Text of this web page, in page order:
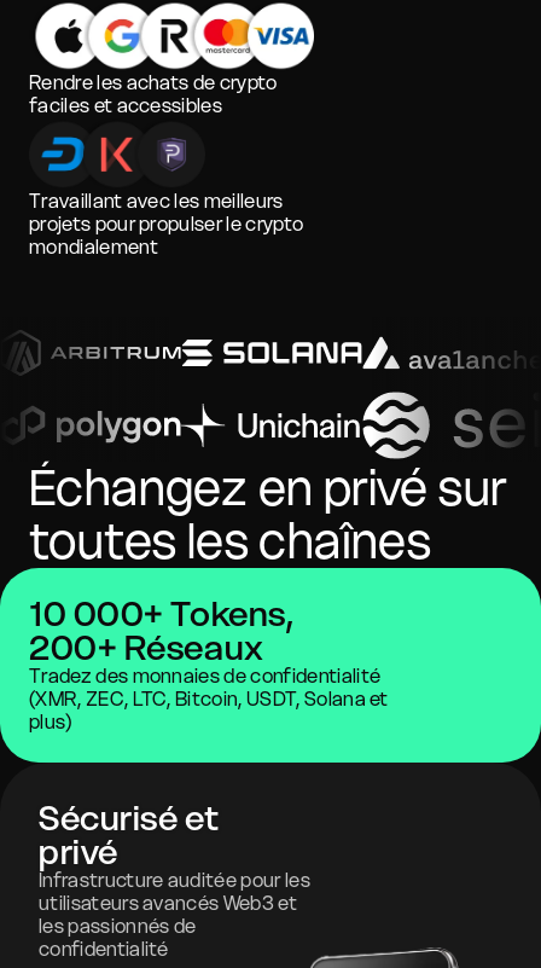
Rendre les achats de crypto
faciles et accessibles
Travaillant avec les meilleurs
projets pour propulser le crypto
mondialement
Échangez en privé sur
toutes les chaînes
10 000+ Tokens,
200+ Réseaux
Tradez des monnaies de confidentialité
(XMR, ZEC, LTC, Bitcoin, USDT, Solana et
plus)
Sécurisé et
privé
Infrastructure auditée pour les
utilisateurs avancés Web3 et
les passionnés de
confidentialité